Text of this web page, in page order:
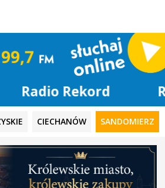
Radio Rekord
CIECHANÓW SANDOMIERZ